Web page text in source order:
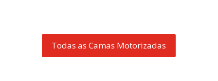
Todas as Camas Motorizadas